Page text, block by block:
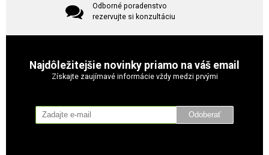
Odborné poradenstvo
rezervujte si konzultáciu
Najdôležitejšie novinky priamo na váš email
Získajte zaujímavé informácie vždy medzi prvými
Odoberať